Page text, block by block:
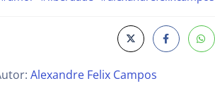
Alexandre Felix Campos